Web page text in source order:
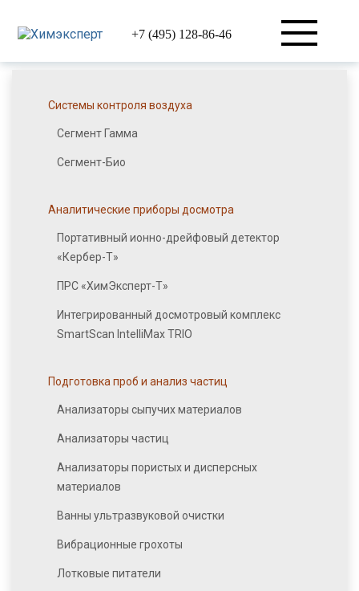
+7 (495) 128-86-46
Системы контроля воздуха
Сегмент Гамма
Сегмент-Био
Аналитические приборы досмотра
Портативный ионно-дрейфовый детектор
«Кербер-Т»
ПРС «ХимЭксперт-Т»
Интегрированный досмотровый комплекс
SmartScan IntelliMax TRIO
Подготовка проб и анализ частиц
Анализаторы сыпучих материалов
Анализаторы частиц
Анализаторы пористых и дисперсных
материалов
Ванны ультразвуковой очистки
Вибрационные грохоты
Лотковые питатели